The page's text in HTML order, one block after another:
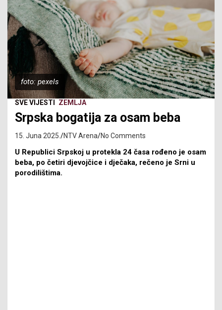
foto: pexels
SVE VIJESTI ZEMLJA
Srpska bogatija za osam beba
15. Juna 2025. NTV Arena No Comments
U Republici Srpskoj u protekla 24 časa rođeno je osam
beba, po četiri djevojčice i dječaka, rečeno je Srni u
porodilištima.